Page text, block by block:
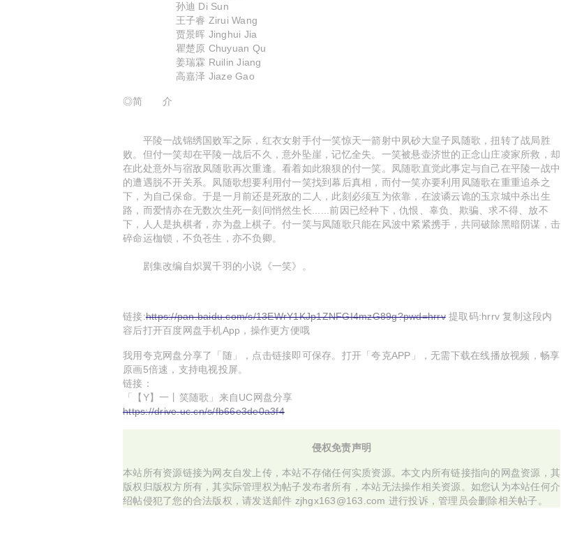
孙迪 Di Sun
王子睿 Zirui Wang
贾景晖 Jinghui Jia
瞿楚原 Chuyuan Qu
姜瑞霖 Ruilin Jiang
高嘉泽 Jiaze Gao
◎简 介
平陵一战锦绣国败军之际，红衣女射手付一笑惊天一箭射中夙砂大皇子凤随歌，扭转了战局胜
败。但付一笑却在平陵一战后不久，意外坠崖，记忆全失。一笑被悬壶济世的正念山庄凌家所救，却
在此处意外与宿敌凤随歌再次重逢。看着如此狼狈的付一笑。凤随歌直觉此事定与自己在平陵一战中
的遭遇脱不开关系。凤随歌想要利用付一笑找到幕后真相，而付一笑亦要利用凤随歌在重重追杀之
下，为自己保命。于是一月前还是死敌的二人，此刻必须互为依靠，在波谲云诡的玉京城中杀出生
路，而爱情亦在无数次生死一刻间悄然生长......前因已经种下，仇恨、辜负、欺骗、求不得、放不
下，人人是执棋者，亦为盘上棋子。付一笑与凤随歌只能在风波中紧紧携手，共同破除黑暗阴谋，击
碎命运枷锁，不负苍生，亦不负卿。
剧集改编自炽翼千羽的小说《一笑》。
链接:https://pan.baidu.com/s/13EWrY1KJp1ZNFGI4mzG89g?pwd=hrrv提取码:hrrv 复制这段内
容后打开百度网盘手机App，操作更方便哦
我用夸克网盘分享了「随」，点击链接即可保存。打开「夸克APP」，无需下载在线播放视频，畅享
原画5倍速，支持电视投屏。
链接：
「【Y】一丨笑随歌」来自UC网盘分享
https://drive.uc.cn/s/fb66e3de0a3f4
侵权免责声明
本站所有资源链接为网友自发上传，本站不存储任何实质资源。本文内所有链接指向的网盘资源，其
版权归版权方所有，其实际管理权为帖子发布者所有，本站无法操作相关资源。如您认为本站任何介
绍帖侵犯了您的合法版权，请发送邮件 zjhgx163@163.com 进行投诉，管理员会删除相关帖子。